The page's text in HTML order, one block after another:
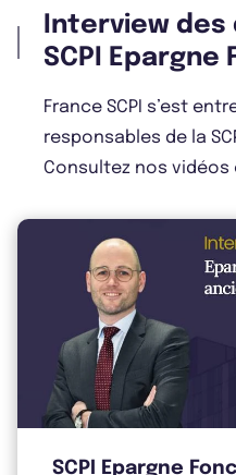
Bulletin 2025
Bulletin
Bulletin 2025
Bulletin 2024
Bulletin
Interview des
SCPI Epargne
France SCPI s’est
responsables de la
Consultez nos vidéos
SCPI Epargne